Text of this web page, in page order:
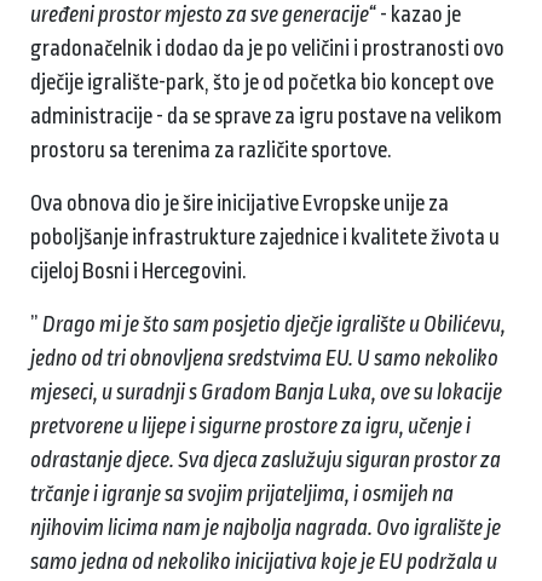
uređeni prostor mjesto za sve generacije“ - kazao je
gradonačelnik i dodao da je po veličini i prostranosti ovo
dječije igralište-park, što je od početka bio koncept ove
administracije - da se sprave za igru postave na velikom
prostoru sa terenima za različite sportove.
Ova obnova dio je šire inicijative Evropske unije za
poboljšanje infrastrukture zajednice i kvalitete života u
cijeloj Bosni i Hercegovini.
” Drago mi je što sam posjetio dječje igralište u Obilićevu,
jedno od tri obnovljena sredstvima EU. U samo nekoliko
mjeseci, u suradnji s Gradom Banja Luka, ove su lokacije
pretvorene u lijepe i sigurne prostore za igru, učenje i
odrastanje djece. Sva djeca zaslužuju siguran prostor za
trčanje i igranje sa svojim prijateljima, i osmijeh na
njihovim licima nam je najbolja nagrada. Ovo igralište je
samo jedna od nekoliko inicijativa koje je EU podržala u